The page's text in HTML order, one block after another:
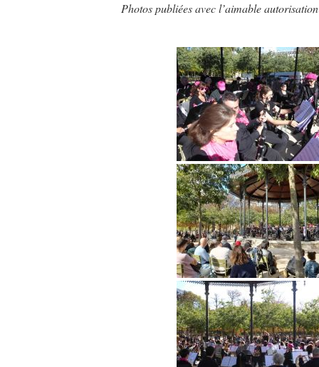
Photos publiées avec l’aimable